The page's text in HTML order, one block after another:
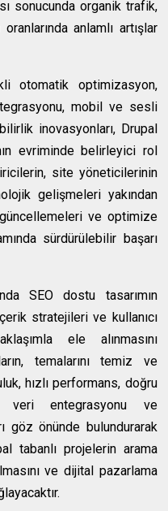
sonucunda organik trafik,
anlamlı artışlar
otomatik optimizasyon,
mobil ve sesli
inovasyonları, Drupal
evriminde belirleyici rol
site yöneticilerinin
gelişmeleri yakından
ve optimize
sürdürülebilir başarı
SEO dostu tasarımın
stratejileri ve kullanıcı
ele alınmasını
temalarını temiz ve
hızlı performans, doğru
veri entegrasyonu ve
göz önünde bulundurarak
tabanlı projelerin arama
ve dijital pazarlama